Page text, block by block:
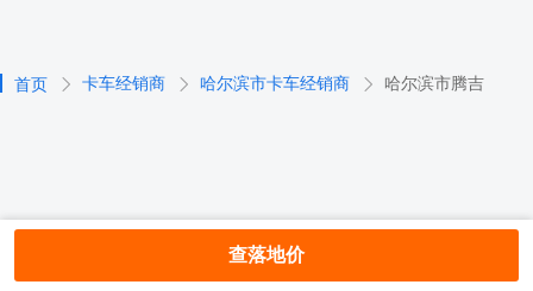
首页 卡车经销商 哈尔滨市卡车经销商 哈尔滨市腾吉
查落地价